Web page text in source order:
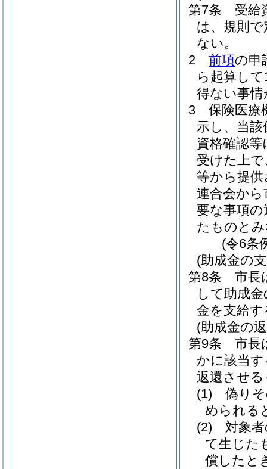
第7条
受給
は、規則
ない。
2
前項の申
ら起算し
得ない事
3
保険医療
示し、当該
資格確認
受けた上
等から提
連合会か
要な事項
たものと
(令6条
(助成金の
第8条
市長
して助成
金を支給す
(助成金の
第9条
市長
かに該当
返還させ
(1)
偽り
められる
(2)
対象
て生じた
償したと